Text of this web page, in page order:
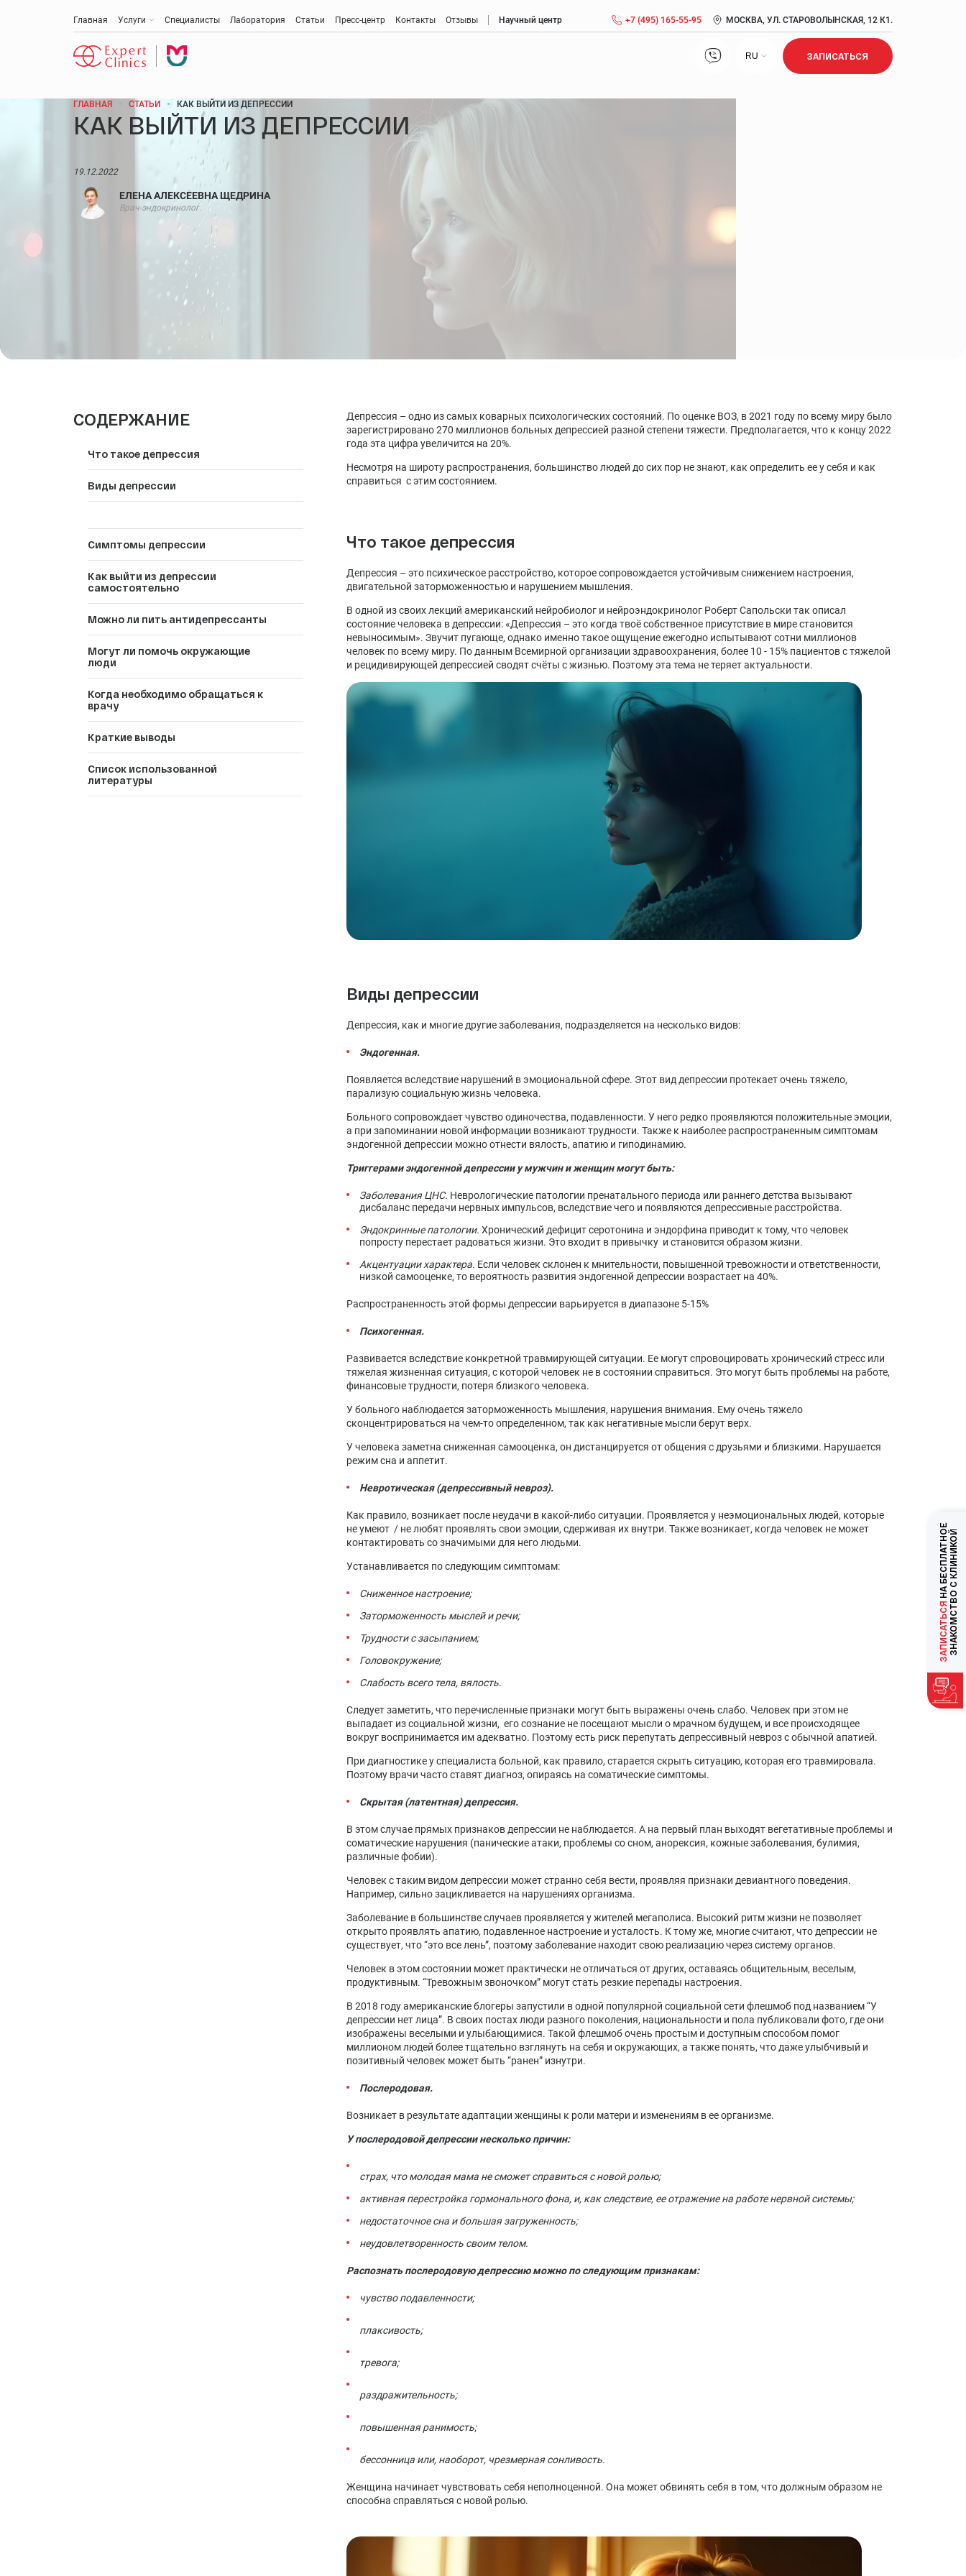
Главная Услуги Специалисты Лаборатория Статьи Пресс-центр Контакты Отзывы Научный центр +7 (495) 165-55-95 МОСКВА, УЛ. СТАРОВОЛЫНСКАЯ, 12 К1.
RU ЗАПИСАТЬСЯ
Антивозрастная медицина
Эстетическая медицина и косметология
Акушерство и гинекология
Анти-эйдж (омоложение)
Медицинская диагностика
Консультация врача антивозрастной медицины
Детоксикация крови
Метаболическая коррекция
Менопауза
Мужской климакс: возраст, признаки, ощущения
Диагностика и лечение заболеваний головного мозга
Диагностика и лечение нарушений памяти
Лечение депрессии
ГЛАВНАЯ СТАТЬИ КАК ВЫЙТИ ИЗ ДЕПРЕССИИ
КАК ВЫЙТИ ИЗ ДЕПРЕССИИ
19.12.2022
ЕЛЕНА АЛЕКСЕЕВНА ЩЕДРИНА
Врач-эндокринолог.
СОДЕРЖАНИЕ
Что такое депрессия
Виды депрессии
Симптомы депрессии
Как выйти из депрессии
самостоятельно
Можно ли пить антидепрессанты
Могут ли помочь окружающие
люди
Когда необходимо обращаться к
врачу
Краткие выводы
Список использованной
литературы
Депрессия – одно из самых коварных психологических состояний. По оценке ВОЗ, в 2021 году по всему миру было
зарегистрировано 270 миллионов больных депрессией разной степени тяжести. Предполагается, что к концу 2022
года эта цифра увеличится на 20%.
Несмотря на широту распространения, большинство людей до сих пор не знают, как определить ее у себя и как
справиться с этим состоянием.
Что такое депрессия
Депрессия – это психическое расстройство, которое сопровождается устойчивым снижением настроения,
двигательной заторможенностью и нарушением мышления.
В одной из своих лекций американский нейробиолог и нейроэндокринолог Роберт Сапольски так описал
состояние человека в депрессии: «Депрессия – это когда твоё собственное присутствие в мире становится
невыносимым». Звучит пугающе, однако именно такое ощущение ежегодно испытывают сотни миллионов
человек по всему миру. По данным Всемирной организации здравоохранения, более 10 - 15% пациентов с тяжелой
и рецидивирующей депрессией сводят счёты с жизнью. Поэтому эта тема не теряет актуальности.
Виды депрессии
Депрессия, как и многие другие заболевания, подразделяется на несколько видов:
Эндогенная.
Появляется вследствие нарушений в эмоциональной сфере. Этот вид депрессии протекает очень тяжело,
парализую социальную жизнь человека.
Больного сопровождает чувство одиночества, подавленности. У него редко проявляются положительные эмоции,
а при запоминании новой информации возникают трудности. Также к наиболее распространенным симптомам
эндогенной депрессии можно отнести вялость, апатию и гиподинамию.
Триггерами эндогенной депрессии у мужчин и женщин могут быть:
Заболевания ЦНС. Неврологические патологии пренатального периода или раннего детства вызывают
дисбаланс передачи нервных импульсов, вследствие чего и появляются депрессивные расстройства.
Эндокринные патологии. Хронический дефицит серотонина и эндорфина приводит к тому, что человек
попросту перестает радоваться жизни. Это входит в привычку и становится образом жизни.
Акцентуации характера. Если человек склонен к мнительности, повышенной тревожности и ответственности,
низкой самооценке, то вероятность развития эндогенной депрессии возрастает на 40%.
Распространенность этой формы депрессии варьируется в диапазоне 5-15%
Психогенная.
Развивается вследствие конкретной травмирующей ситуации. Ее могут спровоцировать хронический стресс или
тяжелая жизненная ситуация, с которой человек не в состоянии справиться. Это могут быть проблемы на работе,
финансовые трудности, потеря близкого человека.
У больного наблюдается заторможенность мышления, нарушения внимания. Ему очень тяжело
сконцентрироваться на чем-то определенном, так как негативные мысли берут верх.
У человека заметна сниженная самооценка, он дистанцируется от общения с друзьями и близкими. Нарушается
режим сна и аппетит.
Невротическая (депрессивный невроз).
Как правило, возникает после неудачи в какой-либо ситуации. Проявляется у неэмоциональных людей, которые
не умеют / не любят проявлять свои эмоции, сдерживая их внутри. Также возникает, когда человек не может
контактировать со значимыми для него людьми.
Устанавливается по следующим симптомам:
Сниженное настроение;
Заторможенность мыслей и речи;
Трудности с засыпанием;
Головокружение;
Слабость всего тела, вялость.
Следует заметить, что перечисленные признаки могут быть выражены очень слабо. Человек при этом не
выпадает из социальной жизни, его сознание не посещают мысли о мрачном будущем, и все происходящее
вокруг воспринимается им адекватно. Поэтому есть риск перепутать депрессивный невроз с обычной апатией.
При диагностике у специалиста больной, как правило, старается скрыть ситуацию, которая его травмировала.
Поэтому врачи часто ставят диагноз, опираясь на соматические симптомы.
Скрытая (латентная) депрессия.
В этом случае прямых признаков депрессии не наблюдается. А на первый план выходят вегетативные проблемы и
соматические нарушения (панические атаки, проблемы со сном, анорексия, кожные заболевания, булимия,
различные фобии).
Человек с таким видом депрессии может странно себя вести, проявляя признаки девиантного поведения.
Например, сильно зацикливается на нарушениях организма.
Заболевание в большинстве случаев проявляется у жителей мегаполиса. Высокий ритм жизни не позволяет
открыто проявлять апатию, подавленное настроение и усталость. К тому же, многие считают, что депрессии не
существует, что “это все лень”, поэтому заболевание находит свою реализацию через систему органов.
Человек в этом состоянии может практически не отличаться от других, оставаясь общительным, веселым,
продуктивным. “Тревожным звоночком” могут стать резкие перепады настроения.
В 2018 году американские блогеры запустили в одной популярной социальной сети флешмоб под названием “У
депрессии нет лица”. В своих постах люди разного поколения, национальности и пола публиковали фото, где они
изображены веселыми и улыбающимися. Такой флешмоб очень простым и доступным способом помог
миллионом людей более тщательно взглянуть на себя и окружающих, а также понять, что даже улыбчивый и
позитивный человек может быть “ранен” изнутри.
Послеродовая.
Возникает в результате адаптации женщины к роли матери и изменениям в ее организме.
У послеродовой депрессии несколько причин:
страх, что молодая мама не сможет справиться с новой ролью;
активная перестройка гормонального фона, и, как следствие, ее отражение на работе нервной системы;
недостаточное сна и большая загруженность;
неудовлетворенность своим телом.
Распознать послеродовую депрессию можно по следующим признакам:
чувство подавленности;
плаксивость;
тревога;
раздражительность;
повышенная ранимость;
бессонница или, наоборот, чрезмерная сонливость.
Женщина начинает чувствовать себя неполноценной. Она может обвинять себя в том, что должным образом не
способна справляться с новой ролью.
ЗАПИСАТЬСЯ
НА БЕСПЛАТНОЕЗНАКОМСТВО С КЛИНИКОЙ